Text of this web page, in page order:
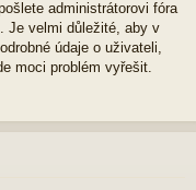
administrátorovi fóra
Je velmi důležité, aby v
údaje o uživateli,
moci problém vyřešit.